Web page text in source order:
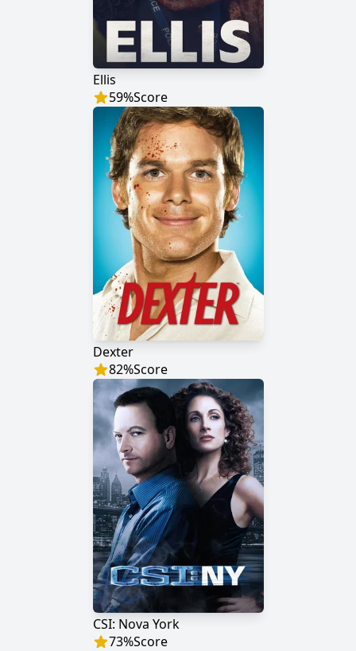
Ellis
59%Score
Dexter
82%Score
CSI: Nova York
73%Score